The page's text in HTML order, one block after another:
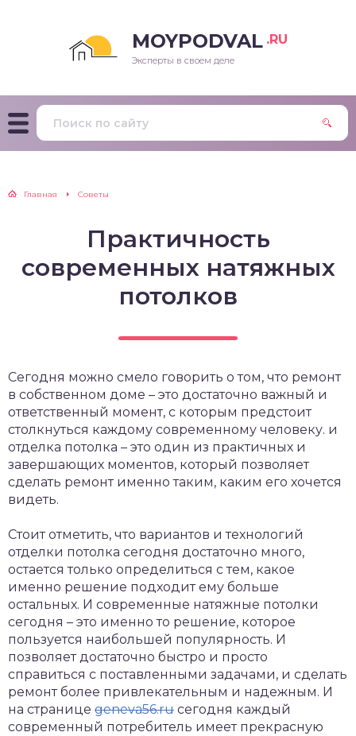
MOYPODVAL .RU
Эксперты в своем деле
Главная Советы
Практичность
современных натяжных
потолков
Сегодня можно смело говорить о том, что ремонт
в собственном доме – это достаточно важный и
ответственный момент, с которым предстоит
столкнуться каждому современному человеку. и
отделка потолка – это один из практичных и
завершающих моментов, который позволяет
сделать ремонт именно таким, каким его хочется
видеть.
Стоит отметить, что вариантов и технологий
отделки потолка сегодня достаточно много,
остается только определиться с тем, какое
именно решение подходит ему больше
остальных. И современные натяжные потолки
сегодня – это именно то решение, которое
пользуется наибольшей популярность. И
позволяет достаточно быстро и просто
справиться с поставленными задачами, и сделать
ремонт более привлекательным и надежным. И
на странице geneva56.ru сегодня каждый
современный потребитель имеет прекрасную